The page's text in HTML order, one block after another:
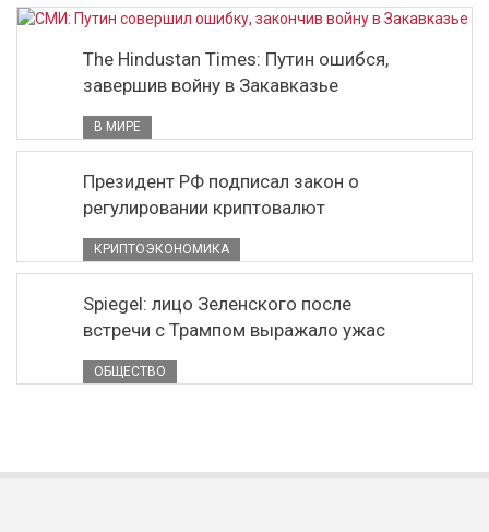
The Hindustan Times: Путин ошибся,
завершив войну в Закавказье
В МИРЕ
Президент РФ подписал закон о
регулировании криптовалют
КРИПТОЭКОНОМИКА
Spiegel: лицо Зеленского после
встречи с Трампом выражало ужас
ОБЩЕСТВО